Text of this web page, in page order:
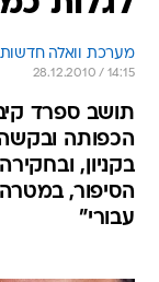
מערכת וואלה חדשות
28.12.2010 / 14:15
תושב ספרד
הכפותה
בקניון,
הסיפור,
עבורי"